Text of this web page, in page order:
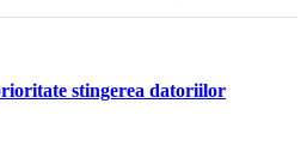
stingerea datoriilor